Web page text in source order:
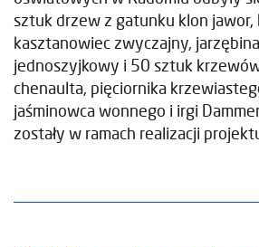
sztuk drzew z gatunku klon jawor,
kasztanowiec zwyczajny,
jednoszyjkowy i 50 sztuk
chenaulta, pięciornika
jaśminowca wonnego i irgi
zostały w ramach realizacji